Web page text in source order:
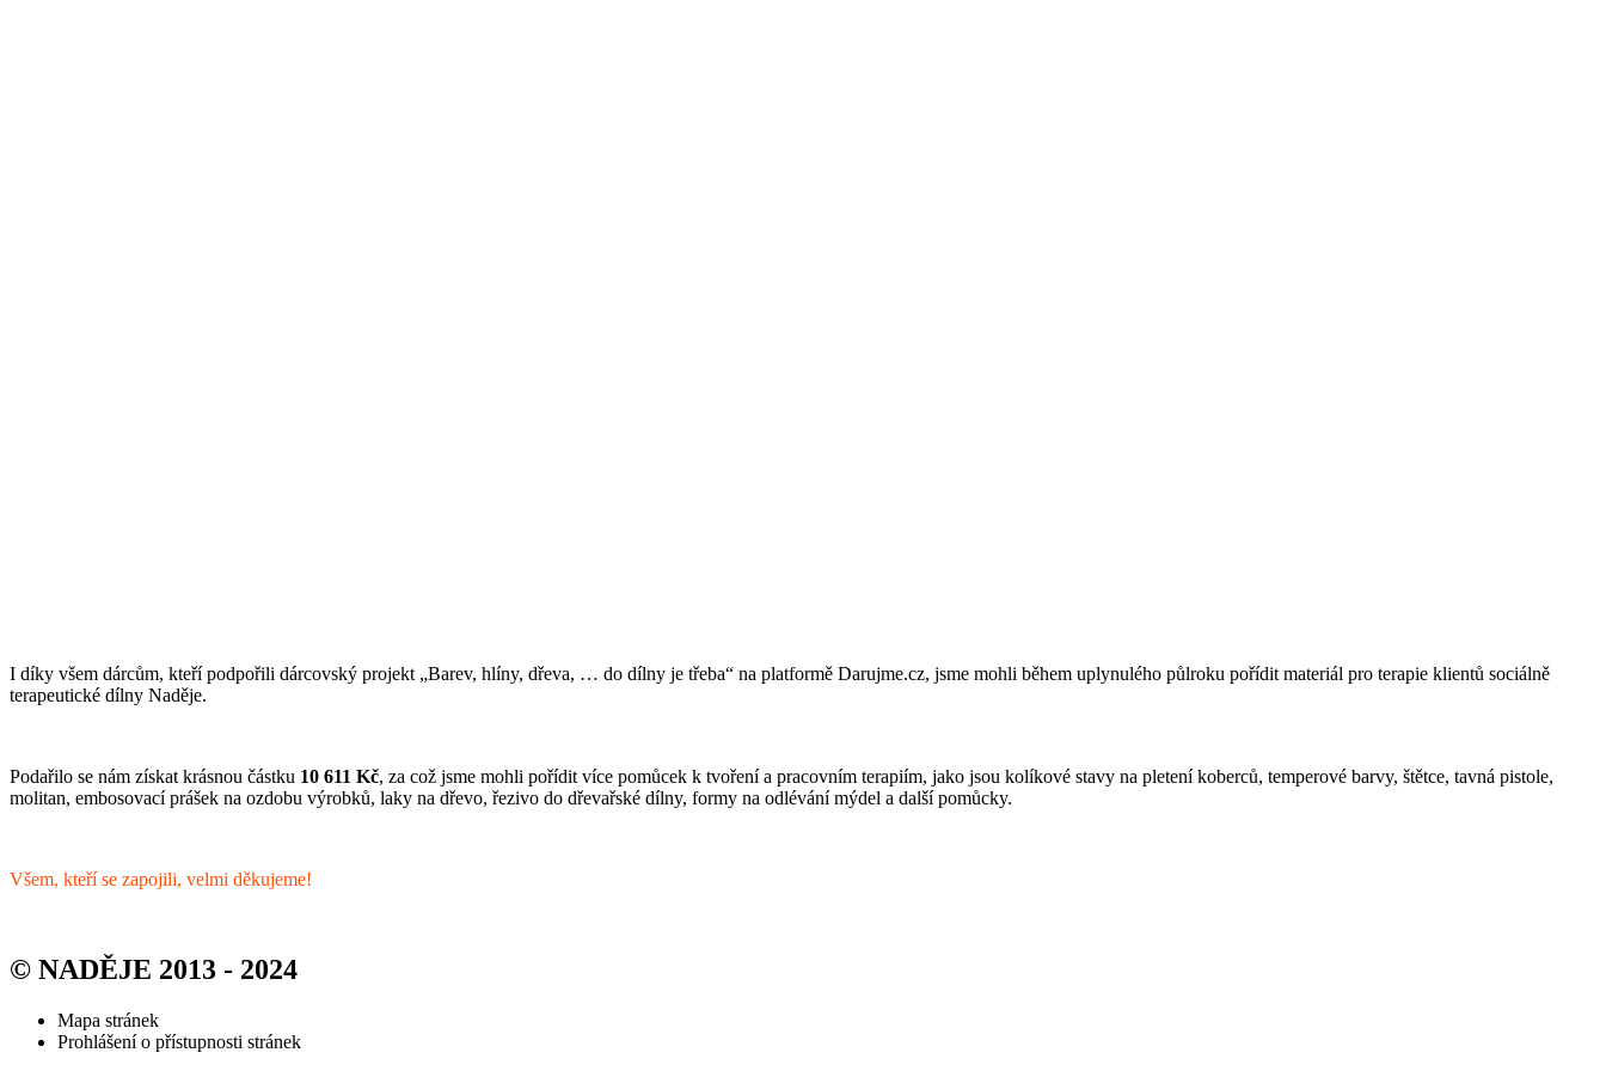
I díky všem dárcům, kteří podpořili dárcovský projekt „Barev, hlíny, dřeva, … do dílny je třeba“ na platformě Darujme.cz, jsme mohli během uplynulého půlroku pořídit materiál pro terapie klientů sociálně
terapeutické dílny Naděje.
Podařilo se nám získat krásnou částku 10 611 Kč, za což jsme mohli pořídit více pomůcek k tvoření a pracovním terapiím, jako jsou kolíkové stavy na pletení koberců, temperové barvy, štětce, tavná pistole,
molitan, embosovací prášek na ozdobu výrobků, laky na dřevo, řezivo do dřevařské dílny, formy na odlévání mýdel a další pomůcky.
Všem, kteří se zapojili, velmi děkujeme!
© NADĚJE 2013 - 2024
Mapa stránek
Prohlášení o přístupnosti stránek